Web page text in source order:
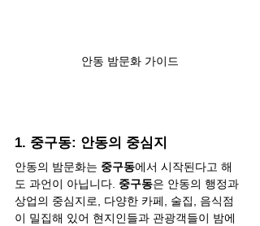
안동 밤문화 가이드
1. 중구동: 안동의 중심지
안동의 밤문화는 중구동에서 시작된다고 해
도 과언이 아닙니다. 중구동은 안동의 행정과
상업의 중심지로, 다양한 카페, 술집, 음식점
이 밀집해 있어 현지인들과 관광객들이 밤에